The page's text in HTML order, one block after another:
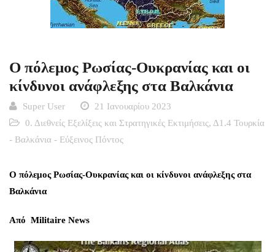
Ο πόλεμος Ρωσίας-Ουκρανίας και οι
κίνδυνοι ανάφλεξης στα Βαλκάνια
Super User
21 Ιανουαρίου 2023
0. Διεθνείς Εξελίξεις και Στρατηγικές Εκτιμήσεις, Δ1.4 Τουρκία
- Βαλκάνια - Εύξεινος Πόντος
Ο πόλεμος Ρωσίας-Ουκρανίας και οι κίνδυνοι ανάφλεξης στα
Βαλκάνια
Από Militaire News